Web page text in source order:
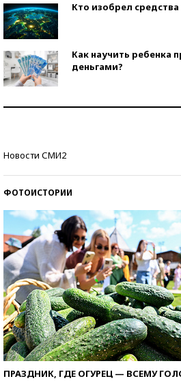
Кто изобрел средства
Как научить ребенка
деньгами?
Новости СМИ2
ФОТОИСТОРИИ
ПРАЗДНИК, ГДЕ ОГУРЕЦ — ВСЕМУ